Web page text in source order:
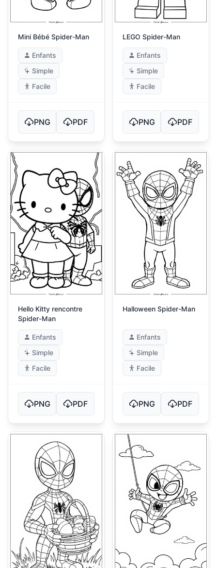
Mini Bébé Spider-Man
Enfants
Simple
Facile
PNG PDF
LEGO Spider-Man
Enfants
Simple
Facile
PNG PDF
Hello Kitty rencontre
Spider-Man
Enfants
Simple
Facile
PNG PDF
Halloween Spider-Man
Enfants
Simple
Facile
PNG PDF